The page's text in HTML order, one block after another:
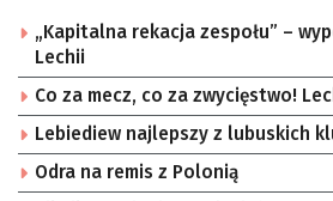
„Kapitalna rekacja zespołu” –
Lechii
Co za mecz, co za zwycięstwo!
Lebiediew najlepszy z lubuskich
Odra na remis z Polonią